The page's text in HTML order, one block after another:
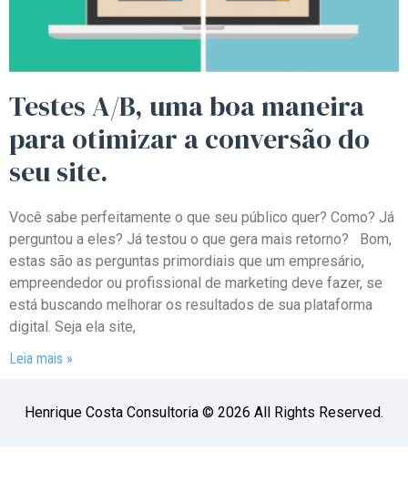
Testes A/B, uma boa maneira
paraotimizar a conversão do
seu site.
Você sabe perfeitamente o que seu público quer? Como? Já
perguntou a eles? Já testou o que gera mais retorno? Bom,
estas são as perguntas primordiais que um empresário,
empreendedor ou profissional de marketing deve fazer, se
está buscando melhorar os resultados de sua plataforma
digital. Seja ela site,
Leia mais »
Henrique Costa Consultoria © 2026 All Rights Reserved.